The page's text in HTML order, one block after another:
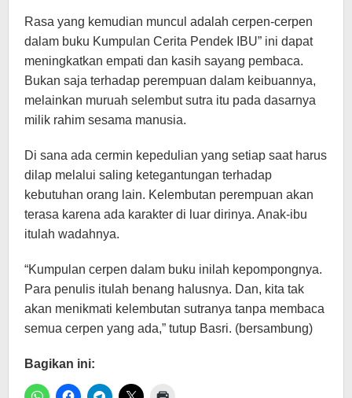
Rasa yang kemudian muncul adalah cerpen-cerpen
dalam buku Kumpulan Cerita Pendek IBU” ini dapat
meningkatkan empati dan kasih sayang pembaca.
Bukan saja terhadap perempuan dalam keibuannya,
melainkan muruah selembut sutra itu pada dasarnya
milik rahim sesama manusia.
Di sana ada cermin kepedulian yang setiap saat harus
dilap melalui saling ketegantungan terhadap
kebutuhan orang lain. Kelembutan perempuan akan
terasa karena ada karakter di luar dirinya. Anak-ibu
itulah wadahnya.
“Kumpulan cerpen dalam buku inilah kepompongnya.
Para penulis itulah benang halusnya. Dan, kita tak
akan menikmati kelembutan sutranya tanpa membaca
semua cerpen yang ada,” tutup Basri. (bersambung)
Bagikan ini: